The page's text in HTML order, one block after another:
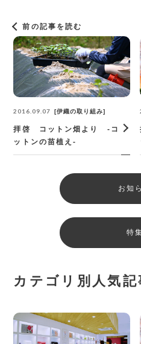
前の記事を読む
2016.09.07 伊織の取り組み
拝啓 コットン畑より -コ
ットンの苗植え-
お知
特
カテゴリ別人気記